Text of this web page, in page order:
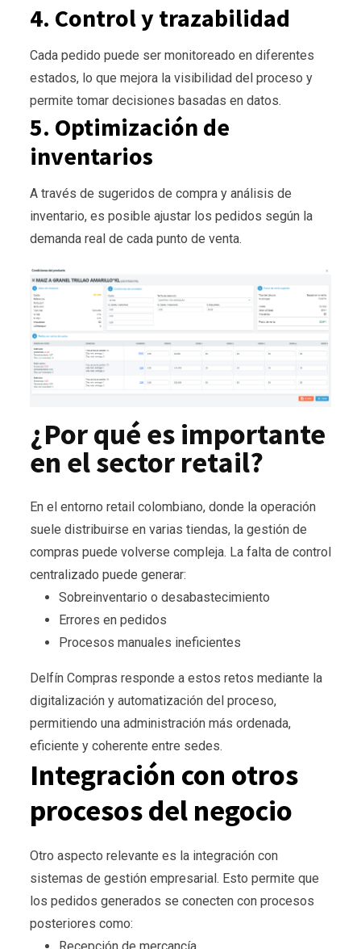
4. Control y trazabilidad
Cada pedido puede ser monitoreado en diferentes
estados, lo que mejora la visibilidad del proceso y
permite tomar decisiones basadas en datos.
5. Optimización de
inventarios
A través de sugeridos de compra y análisis de
inventario, es posible ajustar los pedidos según la
demanda real de cada punto de venta.
¿Por qué es importante
en el sector retail?
En el entorno retail colombiano, donde la operación
suele distribuirse en varias tiendas, la gestión de
compras puede volverse compleja. La falta de control
centralizado puede generar:
Sobreinventario o desabastecimiento
Errores en pedidos
Procesos manuales ineficientes
Delfín Compras responde a estos retos mediante la
digitalización y automatización del proceso,
permitiendo una administración más ordenada,
eficiente y coherente entre sedes.
Integración con otros
procesos del negocio
Otro aspecto relevante es la integración con
sistemas de gestión empresarial. Esto permite que
los pedidos generados se conecten con procesos
posteriores como:
Recepción de mercancía